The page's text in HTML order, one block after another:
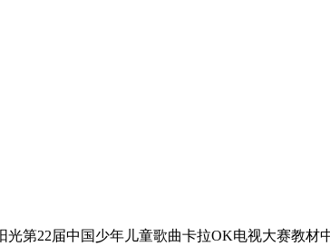
第22届中国少年儿童歌曲卡拉OK电视大赛教材